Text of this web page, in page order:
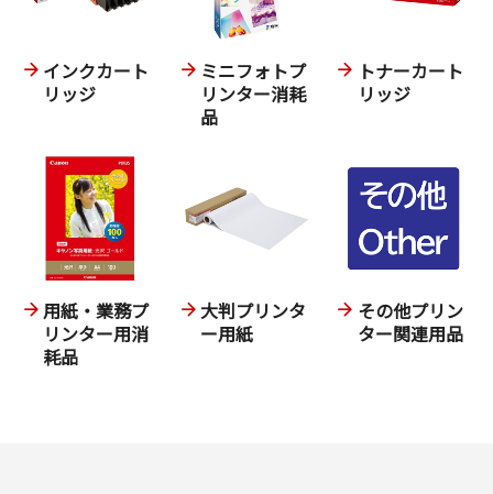
インクカート
リッジ
ミニフォトプ
リンター消耗
品
トナーカート
リッジ
用紙・業務プ
リンター用消
耗品
大判プリンタ
ー用紙
その他プリン
ター関連用品